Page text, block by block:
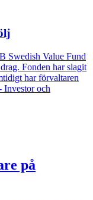
Swedish Value Fund
Fonden har slagit
har förvaltaren
Investor och
på